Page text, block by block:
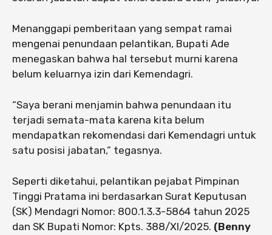
Menanggapi pemberitaan yang sempat ramai
mengenai penundaan pelantikan, Bupati Ade
menegaskan bahwa hal tersebut murni karena
belum keluarnya izin dari Kemendagri.
“Saya berani menjamin bahwa penundaan itu
terjadi semata-mata karena kita belum
mendapatkan rekomendasi dari Kemendagri untuk
satu posisi jabatan,” tegasnya.
Seperti diketahui, pelantikan pejabat Pimpinan
Tinggi Pratama ini berdasarkan Surat Keputusan
(SK) Mendagri Nomor: 800.1.3.3-5864 tahun 2025
dan SK Bupati Nomor: Kpts. 388/XI/2025. (Benny